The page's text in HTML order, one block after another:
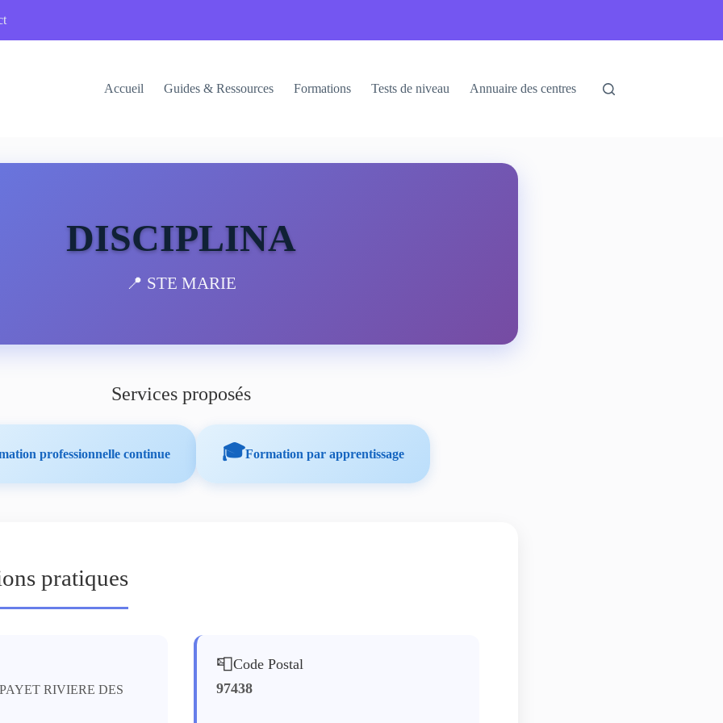
Accueil Guides & Ressources Formations Tests de niveau Annuaire des centres
DISCIPLINA
📍 STE MARIE
Services proposés
professionnelle continue 🎓Formation par apprentissage
pratiques
RIVIERE DES
📮Code Postal
97438